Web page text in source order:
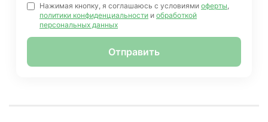
Нажимая кнопку, я соглашаюсь с условиями оферты
политики конфиденциальности и обработкой
персональных данных
Отправить